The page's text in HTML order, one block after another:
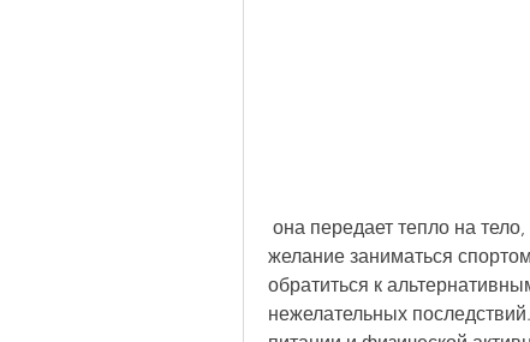
желание заниматься
обратиться к
нежелательных